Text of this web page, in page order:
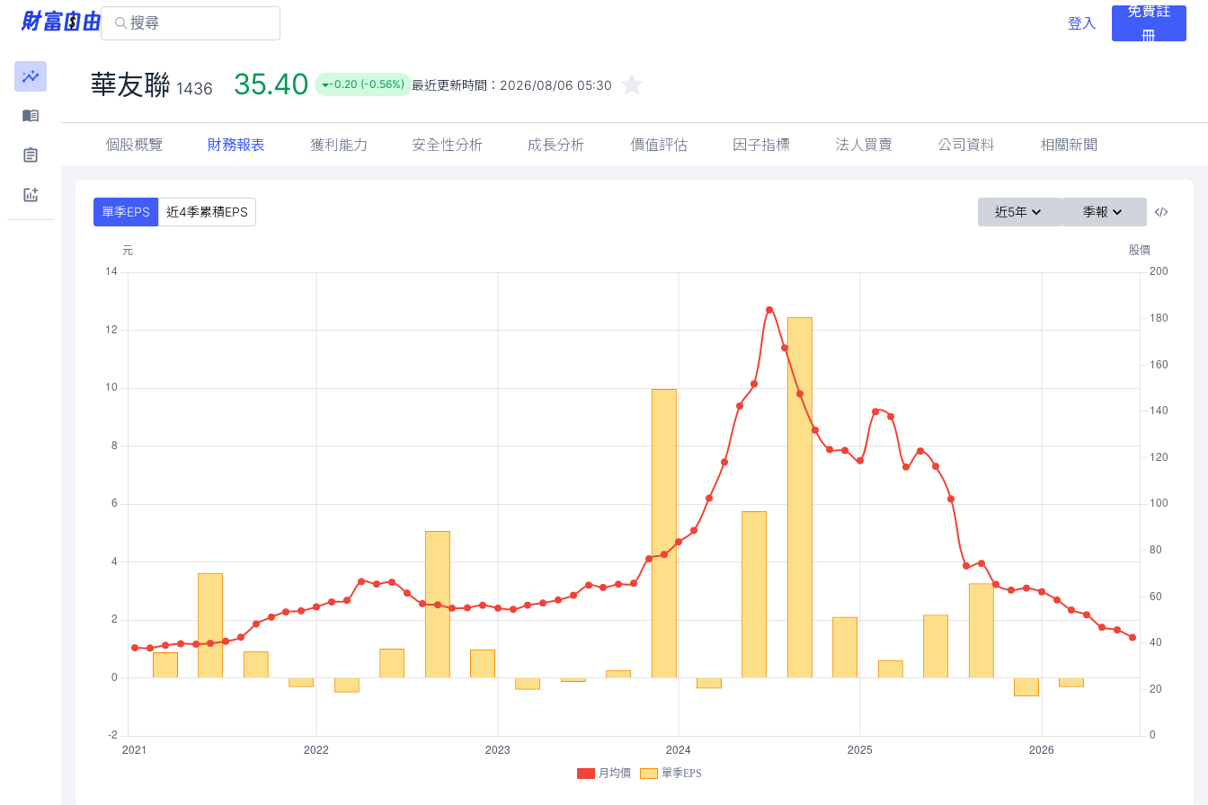
登入
免費註
冊
華友聯 1436 35.40 -0.20 (-0.56%) 最近更新時間： 2026/08/06 05:30
個股概覽 財務報表 獲利能力 安全性分析 成長分析 價值評估 因子指標 法人買賣 公司資料 相關新聞
單季EPS 近4季累積EPS 近5年 季報
月均價 單季EPS